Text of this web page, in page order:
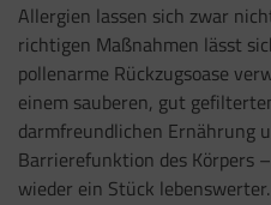
Allergien lassen sich zwar
richtigen Maßnahmen lässt
pollenarme Rückzugsoase
einem sauberen, gut
darmfreundlichen Ernährung
Barrierefunktion des Körpers
wieder ein Stück lebenswerter.